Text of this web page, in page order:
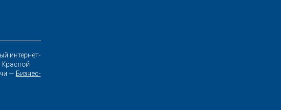
интернет-
Красной
— Бизнес-